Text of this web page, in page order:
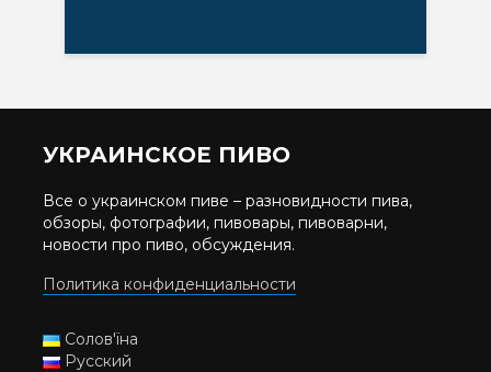
УКРАИНСКОЕ ПИВО
Все о украинском пиве – разновидности пива,
обзоры, фотографии, пивовары, пивоварни,
новости про пиво, обсуждения.
Политика конфиденциальности
Солов'їна
Русский